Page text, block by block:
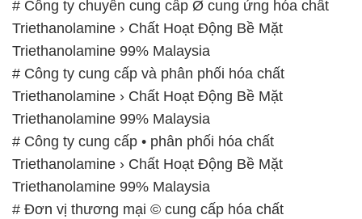
# Công ty chuyên cung cấp Ø cung ứng hóa chất
Triethanolamine › Chất Hoạt Động Bề Mặt
Triethanolamine 99% Malaysia
# Công ty cung cấp và phân phối hóa chất
Triethanolamine › Chất Hoạt Động Bề Mặt
Triethanolamine 99% Malaysia
# Công ty cung cấp • phân phối hóa chất
Triethanolamine › Chất Hoạt Động Bề Mặt
Triethanolamine 99% Malaysia
# Đơn vị thương mại © cung cấp hóa chất